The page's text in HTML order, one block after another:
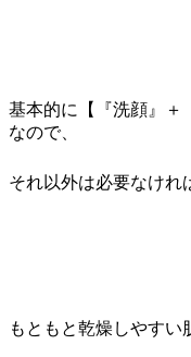
基本的に 【『洗顔』＋
なので、
それ以外は必要なけれ
もともと乾燥しやすい